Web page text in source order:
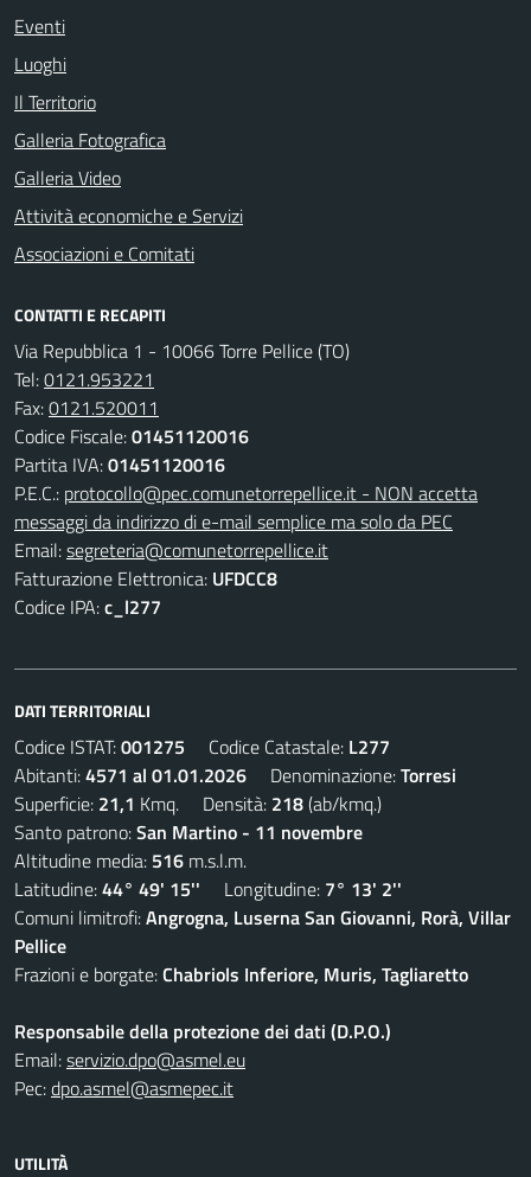
Eventi
Luoghi
Il Territorio
Galleria Fotografica
Galleria Video
Attività economiche e Servizi
Associazioni e Comitati
CONTATTI E RECAPITI
Via Repubblica 1 - 10066 Torre Pellice (TO)
Tel:0121.953221
Fax:0121.520011
Codice Fiscale:01451120016
Partita IVA:01451120016
P.E.C.: protocollo@pec.comunetorrepellice.it - NON accetta
messaggi da indirizzo di e-mail semplice ma solo da PEC
Email:segreteria@comunetorrepellice.it
Fatturazione Elettronica: UFDCC8
Codice IPA:c_l277
DATI TERRITORIALI
Codice ISTAT:001275 Codice Catastale: L277
Abitanti:4571 al 01.01.2026 Denominazione:Torresi
Superficie: 21,1 Kmq. Densità: 218(ab/kmq.)
Santo patrono:San Martino - 11 novembre
Altitudine media: 516 m.s.l.m.
Latitudine:44° 49' 15'' Longitudine: 7° 13' 2''
Comuni limitrofi:Angrogna, Luserna San Giovanni, Rorà, Villar
Pellice
Frazioni e borgate:Chabriols Inferiore, Muris, Tagliaretto
Responsabile della protezione dei dati (D.P.O.)
Email:servizio.dpo@asmel.eu
Pec:dpo.asmel@asmepec.it
UTILITÀ